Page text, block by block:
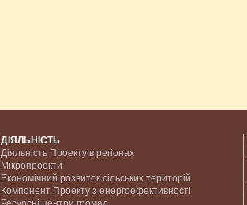
ДІЯЛЬНІСТЬ
Діяльність Проекту в регіонах
Мікропроекти
Економічний розвиток сільських територій
Компонент Проекту з енергоефективності